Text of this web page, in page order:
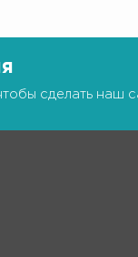
сделать наш